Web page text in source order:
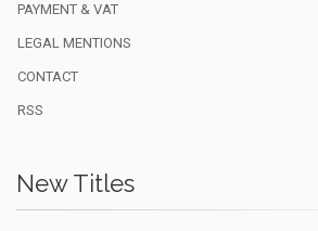
PAYMENT & VAT
LEGAL MENTIONS
CONTACT
RSS
New Titles